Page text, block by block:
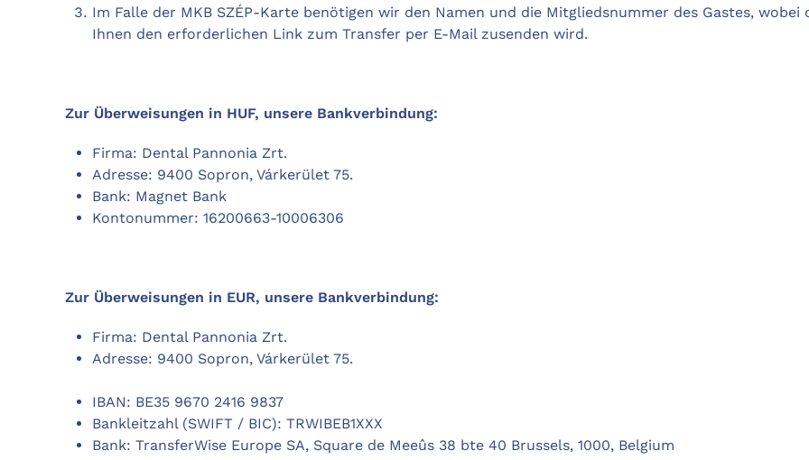
Im Falle der MKB SZÉP-Karte benötigen wir den Namen und die Mitgliedsnummer des Gastes,
Ihnen den erforderlichen Link zum Transfer per E-Mail zusenden wird.
Zur Überweisungen in HUF, unsere Bankverbindung:
Firma: Dental Pannonia Zrt.
Adresse: 9400 Sopron, Várkerület 75.
Bank: Magnet Bank
Kontonummer: 16200663-10006306
Zur Überweisungen in EUR, unsere Bankverbindung:
Firma: Dental Pannonia Zrt.
Adresse: 9400 Sopron, Várkerület 75.
IBAN: BE35 9670 2416 9837
Bankleitzahl (SWIFT / BIC): TRWIBEB1XXX
Bank: TransferWise Europe SA, Square de Meeûs 38 bte 40 Brussels, 1000, Belgium